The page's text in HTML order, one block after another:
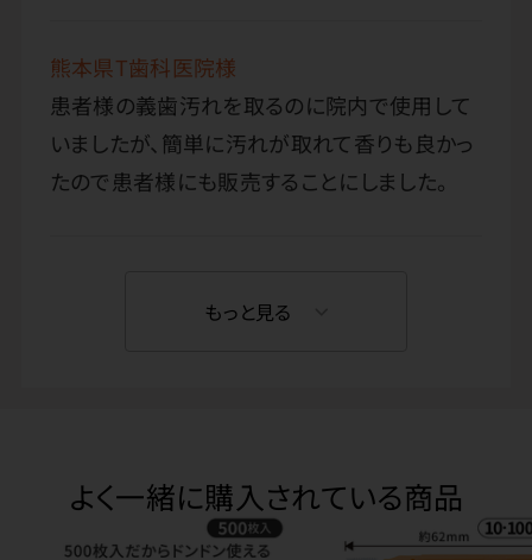
熊本県T歯科医院様
患者様の義歯汚れを取るのに院内で使用して
いましたが、簡単に汚れが取れて香りも良かっ
たので患者様にも販売することにしました。
もっと見る
よく一緒に購入されている商品